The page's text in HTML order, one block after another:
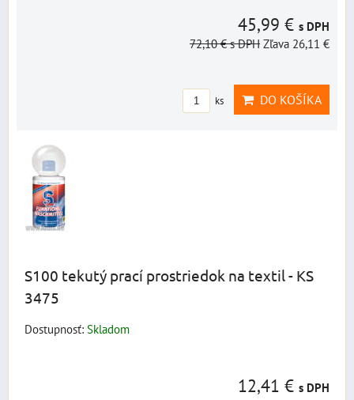
45,99 € s DPH
72,10 €s DPH Zľava 26,11 €
ks DO KOŠÍKA
S100 tekutý prací prostriedok na textil - KS
3475
Dostupnosť: Skladom
12,41 € s DPH